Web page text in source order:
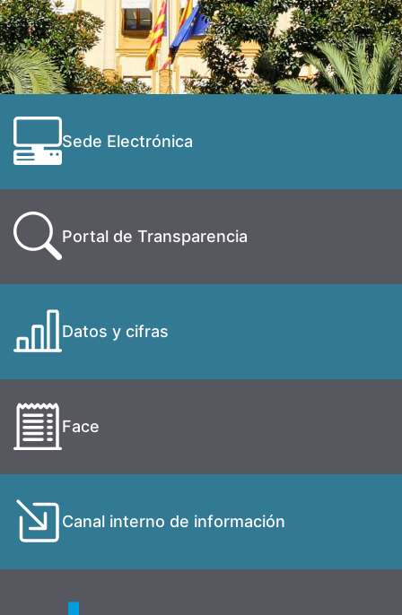
Sede Electrónica
Portal de Transparencia
Datos y cifras
Face
Canal interno de información